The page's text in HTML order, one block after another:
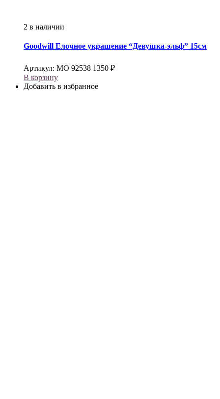
2 в наличии
Goodwill Елочное украшение “Девушка-эльф” 15см
Артикул: МО 92538 1350 ₽
В корзину
Добавить в избранное